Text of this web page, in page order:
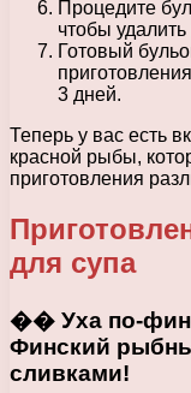
Процедите
чтобы
Готовый
3 дней.
Теперь у вас есть
красной рыбы,
приготовления
для супа
�� Уха по-
Финский
сливками!